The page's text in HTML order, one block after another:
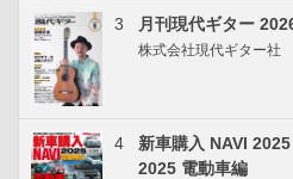
3 月刊現代ギター
株式会社現代ギター社
4
新車購入 NAVI
2025 電動車編